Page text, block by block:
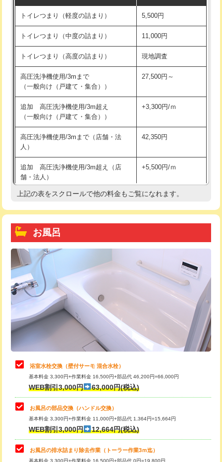
トイレつまり（軽度の詰まり） 5,500円
トイレつまり（中度の詰まり） 11,000円
トイレつまり（高度の詰まり） 現地調査
高圧洗浄機使用/3mまで
（一般向け（戸建て・集合））
27,500円～
追加 高圧洗浄機使用/3m超え
（一般向け（戸建て・集合））
+3,300円/ｍ
高圧洗浄機使用/3mまで（店舗・法
人）
42,350円
追加 高圧洗浄機使用/3m超え（店
舗・法人）
+5,500円/ｍ
高度高圧洗浄換 現地調査
トーラー機使用/3mまで
追加トーラー機使用/3m超え
カメラ調査 33,000円
桝清掃 8,800円
止水・漏水調査・防水処理・清掃・修
理・調整・分解・加工など（軽作業）
止水・漏水調査・防水処理・清掃・修
理・調整・分解・加工など（中作業）
22,000円
止水・漏水調査・防水処理・清掃・修
理・調整・分解・加工など（重作業）
33,000円
トイレタンク脱着
トイレ便器脱着
タンクレストイレ脱着 33,000円
上記の表をスクロールで他の料金もご覧になれます。
お風呂
浴室水栓交換（壁付サーモ 混合水栓）
基本料金 3,300円+作業料金 16,500円+部品代 46,200円=66,000円
WEB割引3,000円 63,000円(税込)
お風呂の部品交換（ハンドル交換）
基本料金 3,300円+作業料金 11,000円+部品代 1,364円=15,664円
WEB割引3,000円 12,664円(税込)
お風呂の排水詰まり除去作業（トーラー作業3ｍ迄）
基本料金 3,300円+作業料金 16,500円+部品代 0円=19,800円